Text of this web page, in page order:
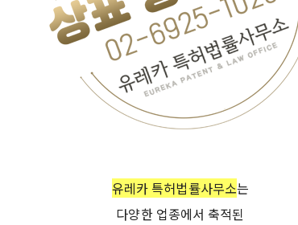
유레카 특허법률사무소는
다양한 업종에서 축적된